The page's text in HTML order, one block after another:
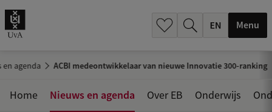
Menu
en agenda ACBI medeontwikkelaar van nieuwe Innovatie 300-ranking
Home Nieuws en agenda Over EB Onderwijs